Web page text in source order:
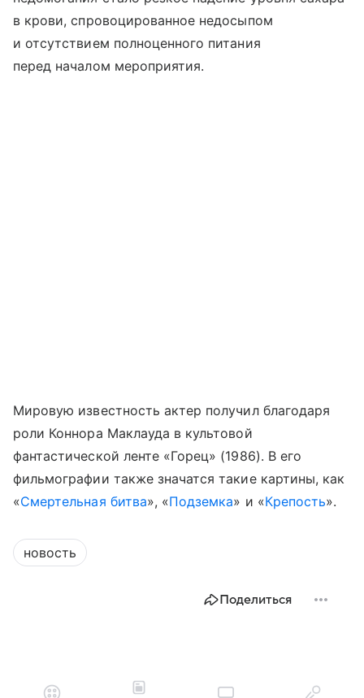
в крови, спровоцированное недосыпом
и отсутствием полноценного питания
перед началом мероприятия.
Мировую известность актер получил благодаря
роли Коннора Маклауда в культовой
фантастической ленте «Горец» (1986). В его
фильмографии также значатся такие картины, как
«Смертельная битва», «Подземка» и «Крепость».
новость
Поделиться